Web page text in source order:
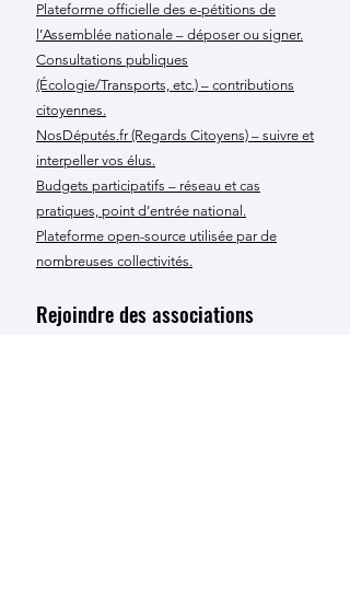
Plateforme officielle des e-pétitions de
l’Assemblée nationale – déposer ou signer.
Consultations publiques
(Écologie/Transports, etc.) – contributions
citoyennes.
NosDéputés.fr (Regards Citoyens) – suivre et
interpeller vos élus.
Budgets participatifs – réseau et cas
pratiques, point d’entrée national.
Plateforme open-source utilisée par de
nombreuses collectivités.
Rejoindre des associations